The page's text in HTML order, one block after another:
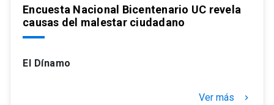
Encuesta Nacional Bicentenario UC revela
causas del malestar ciudadano
El Dínamo
Ver más keyboard_arrow_right